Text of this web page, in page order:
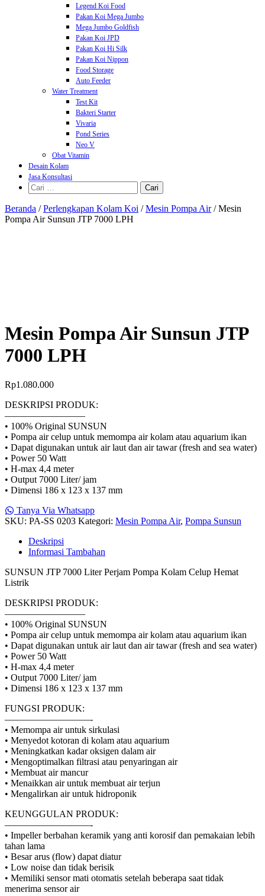
Legend Koi Food
Pakan Koi Mega Jumbo
Mega Jumbo Goldfish
Pakan Koi JPD
Pakan Koi Hi Silk
Pakan Koi Nippon
Food Storage
Auto Feeder
Water Treatment
Test Kit
Bakteri Starter
Vivaria
Pond Series
Neo V
Obat Vitamin
Desain Kolam
Jasa Konsultasi
Cari
untuk:
Beranda /Perlengkapan Kolam Koi /Mesin Pompa Air/ Mesin
Pompa Air Sunsun JTP 7000 LPH
Mesin Pompa Air Sunsun JTP
7000 LPH
Rp1.080.000
DESKRIPSI PRODUK:
————————–
• 100% Original SUNSUN
• Pompa air celup untuk memompa air kolam atau aquarium ikan
• Dapat digunakan untuk air laut dan air tawar (fresh and sea water)
• Power 50 Watt
• H-max 4,4 meter
• Output 7000 Liter/ jam
• Dimensi 186 x 123 x 137 mm
Tanya Via Whatsapp
SKU: PA-SS 0203 Kategori: Mesin Pompa Air, Pompa Sunsun
Deskripsi
Informasi Tambahan
SUNSUN JTP 7000 Liter Perjam Pompa Kolam Celup Hemat
Listrik
DESKRIPSI PRODUK:
————————–
• 100% Original SUNSUN
• Pompa air celup untuk memompa air kolam atau aquarium ikan
• Dapat digunakan untuk air laut dan air tawar (fresh and sea water)
• Power 50 Watt
• H-max 4,4 meter
• Output 7000 Liter/ jam
• Dimensi 186 x 123 x 137 mm
FUNGSI PRODUK:
—————————-
• Memompa air untuk sirkulasi
• Menyedot kotoran di kolam atau aquarium
• Meningkatkan kadar oksigen dalam air
• Mengoptimalkan filtrasi atau penyaringan air
• Membuat air mancur
• Menaikkan air untuk membuat air terjun
• Mengalirkan air untuk hidroponik
KEUNGGULAN PRODUK:
—————————-
• Impeller berbahan keramik yang anti korosif dan pemakaian lebih
tahan lama
• Besar arus (flow) dapat diatur
• Low noise dan tidak berisik
• Memiliki sensor mati otomatis setelah beberapa saat tidak
menerima sensor air